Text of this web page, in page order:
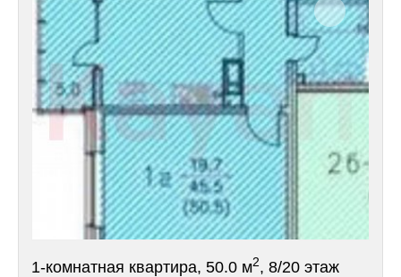
1-комнатная квартира, 50.0 м2, 8/20 этаж